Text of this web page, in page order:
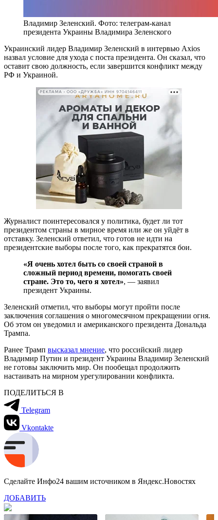
Владимир Зеленский. Фото: телеграм-канал
президента Украины Владимира Зеленского
Украинский лидер Владимир Зеленский в интервью Axios
назвал условие для ухода с поста президента. Он сказал, что
оставит свою должность, если завершится конфликт между
РФ и Украиной.
РЕКЛАМА • ООО «ДРУЖБА» ИНН 9704146411
Журналист поинтересовался у политика, будет ли тот
президентом страны в мирное время или же он уйдёт в
отставку. Зеленский ответил, что готов не идти на
президентские выборы после того, как прекратятся бои.
«Я очень хотел быть со своей страной в
сложный период времени, помогать своей
стране. Это то, чего я хотел», — заявил
президент Украины.
Зеленский отметил, что выборы могут пройти после
заключения соглашения о многомесячном прекращении огня.
Об этом он уведомил и американского президента Дональда
Трампа.
Ранее Трамп высказал мнение, что российский лидер
Владимир Путин и президент Украины Владимир Зеленский
не готовы заключить мир. Он пообещал продолжить
настаивать на мирном урегулировании конфликта.
ПОДЕЛИТЬСЯ В
Telegram
Vkontakte
Сделайте Инфо24 вашим источником в Яндекс.Новостях
ДОБАВИТЬ